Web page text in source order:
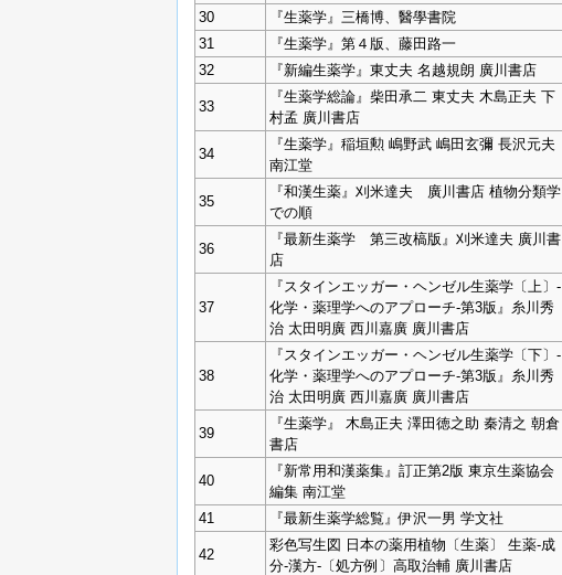
30
『生薬学』三橋博、醫學書院
31
『生薬学』第４版、藤田路一
32
『新編生薬学』東丈夫 名越規朗 廣川書店
33
『生薬学総論』柴田承二 東丈夫 木島正夫 下
村孟 廣川書店
34
『生薬学』稲垣勲 嶋野武 嶋田玄彌 長沢元夫
南江堂
35
『和漢生薬』刈米達夫 廣川書店 植物分類学
での順
36
『最新生薬学 第三改槁版』刈米達夫 廣川書
店
37
『スタインエッガー・ヘンゼル生薬学〔上〕‐
化学・薬理学へのアプローチ‐第3版』糸川秀
治 太田明廣 西川嘉廣 廣川書店
38
『スタインエッガー・ヘンゼル生薬学〔下〕‐
化学・薬理学へのアプローチ‐第3版』糸川秀
治 太田明廣 西川嘉廣 廣川書店
39
『生薬学』 木島正夫 澤田徳之助 秦清之 朝倉
書店
40
『新常用和漢薬集』訂正第2版 東京生薬協会
編集 南江堂
41 『最新生薬学総覧』伊沢一男 学文社
42
彩色写生図 日本の薬用植物〔生薬〕 生薬-成
分-漢方-〔処方例〕高取治輔 廣川書店